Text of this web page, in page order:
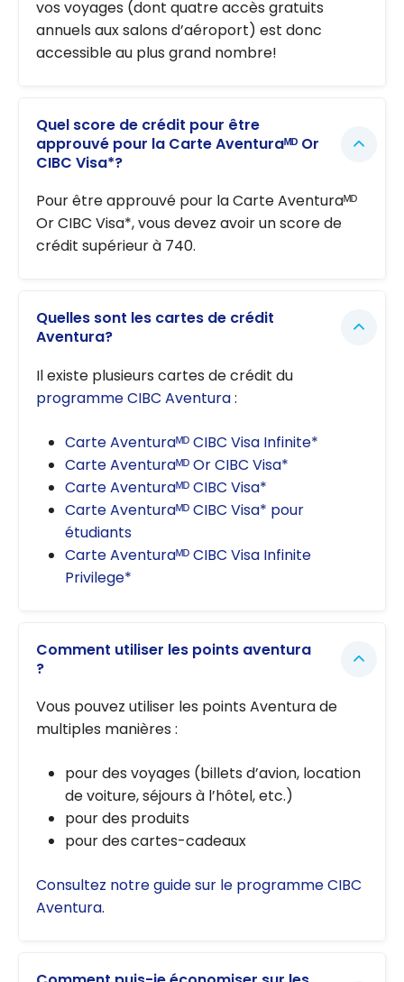
vos voyages (dont quatre accès gratuits
annuels aux salons d’aéroport) est donc
accessible au plus grand nombre!
Quel score de crédit pour être
approuvé pour la Carte Aventuraᴹᴰ Or
CIBC Visa*?
Pour être approuvé pour la Carte Aventuraᴹᴰ
Or CIBC Visa*, vous devez avoir un score de
crédit supérieur à 740.
Quelles sont les cartes de crédit
Aventura?
Il existe plusieurs cartes de crédit du
programme CIBC Aventura:
Carte Aventuraᴹᴰ CIBC Visa Infinite*
Carte Aventuraᴹᴰ Or CIBC Visa*
Carte Aventuraᴹᴰ CIBC Visa*
Carte Aventuraᴹᴰ CIBC Visa* pour
étudiants
Carte Aventuraᴹᴰ CIBC Visa Infinite
Privilege*
Comment utiliser les points aventura
?
Vous pouvez utiliser les points Aventura de
multiples manières :
pour des voyages (billets d’avion, location
de voiture, séjours à l’hôtel, etc.)
pour des produits
pour des cartes-cadeaux
Consultez notre guide sur le programme CIBC
Aventura.